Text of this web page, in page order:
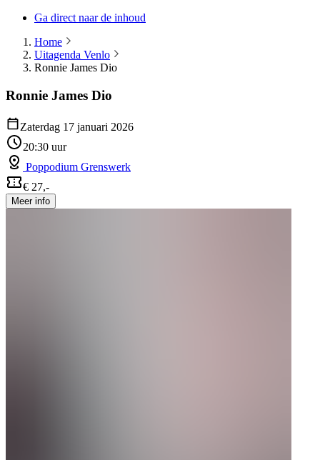
Ga direct naar de inhoud
Home
Uitagenda Venlo
Ronnie James Dio
Ronnie James Dio
Zaterdag 17 januari 2026
20:30 uur
Poppodium Grenswerk
€ 27,-
Meer info